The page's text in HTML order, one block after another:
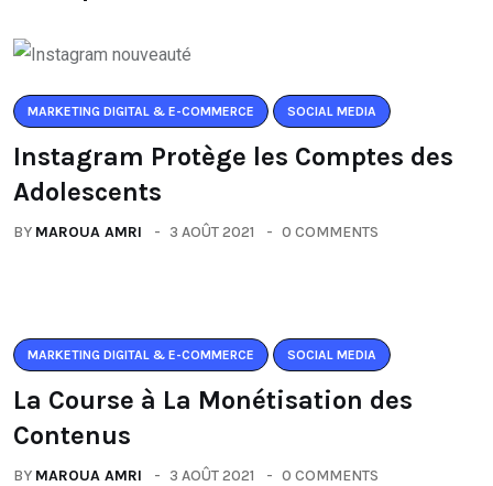
MARKETING DIGITAL & E-COMMERCE SOCIAL MEDIA
Instagram Protège les Comptes des
Adolescents
BY MAROUA AMRI 3 AOÛT 2021 0 COMMENTS
MARKETING DIGITAL & E-COMMERCE SOCIAL MEDIA
La Course à La Monétisation des
Contenus
BY MAROUA AMRI 3 AOÛT 2021 0 COMMENTS